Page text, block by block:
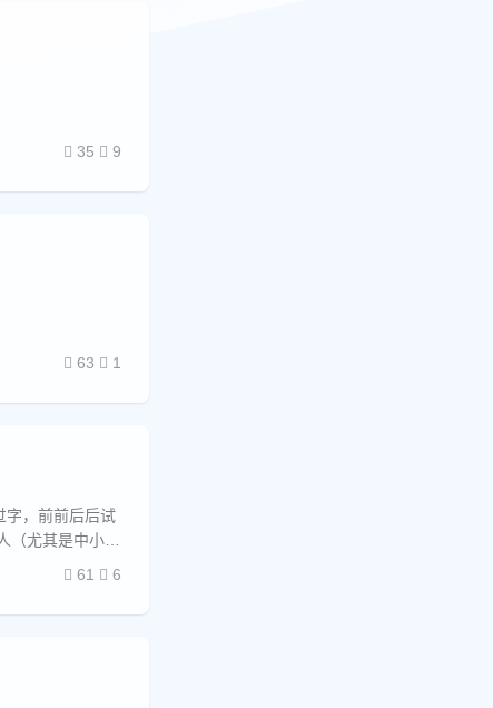
35 9
63 1
字，前前后后试
尤其是中小学
61 6